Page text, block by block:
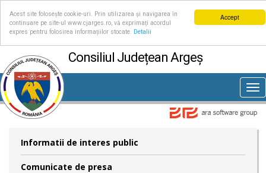
Accept
Acest site folosește cookie-uri. Prin utilizarea și navigarea în
continuare pe site-ul www.cjarges.ro, vă exprimați acordul
expres pentru folosirea informațiilor stocate.
Detalii
Consiliul Județean Argeș
Informatii de interes public
Comunicate de presa